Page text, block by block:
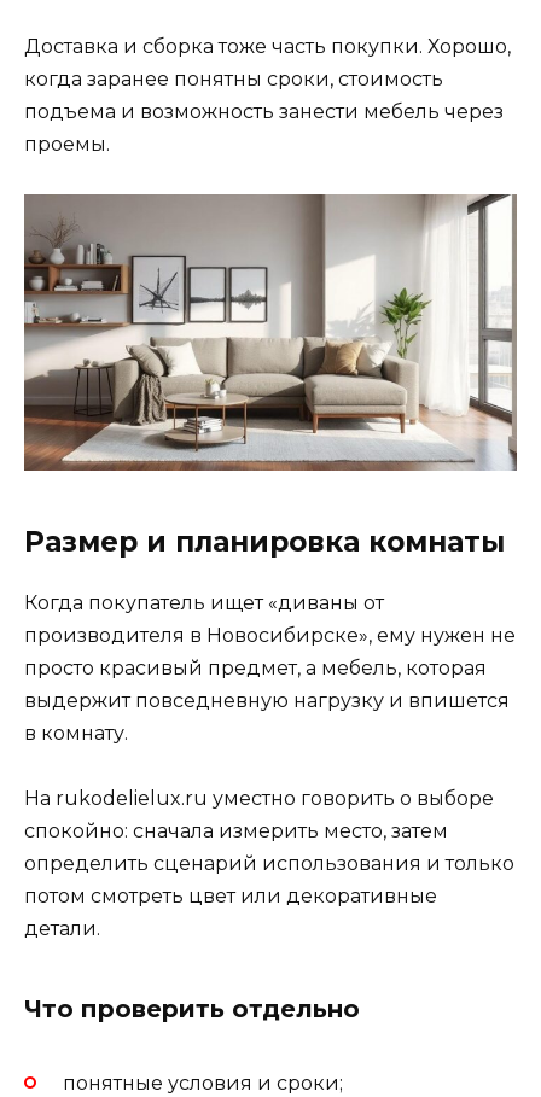
Доставка и сборка тоже часть покупки. Хорошо,
когда заранее понятны сроки, стоимость
подъема и возможность занести мебель через
проемы.
Размер и планировка комнаты
Когда покупатель ищет «диваны от
производителя в Новосибирске», ему нужен не
просто красивый предмет, а мебель, которая
выдержит повседневную нагрузку и впишется
в комнату.
На rukodelielux.ru уместно говорить о выборе
спокойно: сначала измерить место, затем
определить сценарий использования и только
потом смотреть цвет или декоративные
детали.
Что проверить отдельно
понятные условия и сроки;